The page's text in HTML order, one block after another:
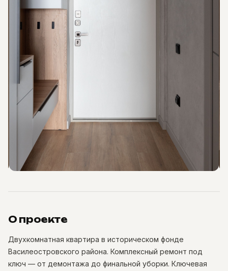
О проекте
Двухкомнатная квартира в историческом фонде
Василеостровского района. Комплексный ремонт под
ключ — от демонтажа до финальной уборки. Ключевая